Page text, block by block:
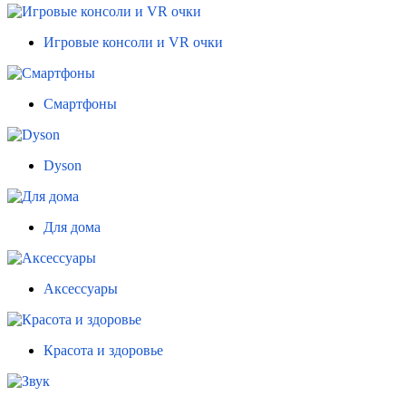
Игровые консоли и VR очки
Смартфоны
Dyson
Для дома
Аксессуары
Красота и здоровье